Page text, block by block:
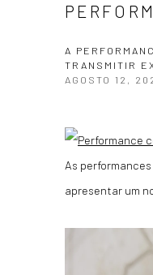
A
TRANSMITIR
AGOSTO 12,
As
apresentar um